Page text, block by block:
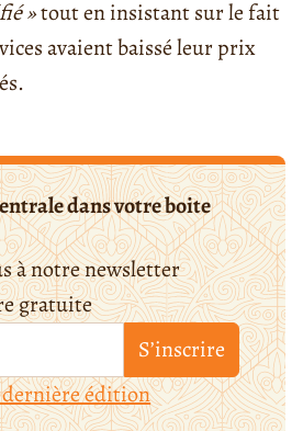
»tout en insistant sur le fait
avaient baissé leur prix
dans votre boite
à notre newsletter
gratuite
S’inscrire
dernière édition